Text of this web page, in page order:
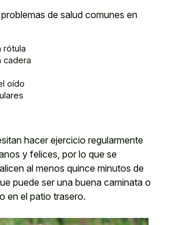
de salud comunes en
rótula
cadera
oído
hacerejercicio regularmente
y felices, por lo que se
al menos quince minutos de
puede ser una buena caminata o
en el patio trasero.